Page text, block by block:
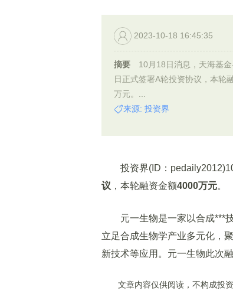
2023-10-18 16:45:35
摘要
10月18日消息，天海基
日正式签署A轮投资协议，本轮
万元。...
来源: 投资界
投资界(ID：pedaily2012)10
议 ，本轮融资金额4000万元。
元一生物是一家以合成***技
立足合成生物学产业多元化，
新技术等应用。元一生物此次
文章内容仅供阅读，不构成投资